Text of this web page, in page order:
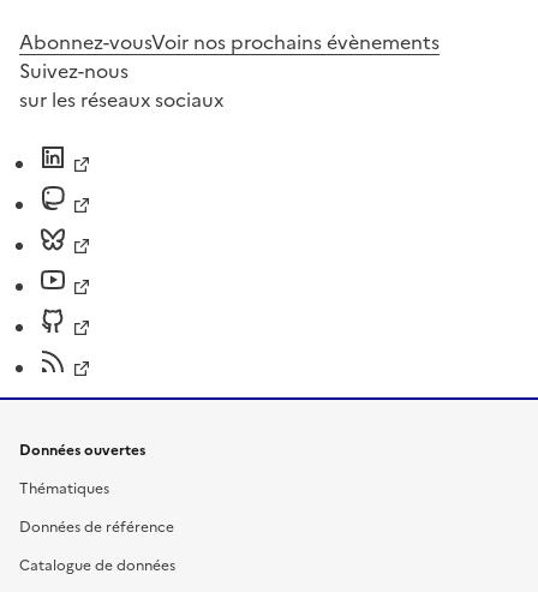
Abonnez-vousVoir nos prochains évènements
Suivez-nous
sur les réseaux sociaux
Données ouvertes
Thématiques
Données de référence
Catalogue de données